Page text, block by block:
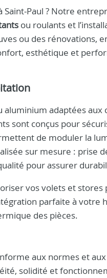
Paul ? Notre
ou roulants et
ou des rénovations,
esthétique et
aluminium adaptées
sont conçus pour
de moduler la
sur mesure : prise
pour assurer
vos volets et
parfaite à votre
des pièces.
aux normes et
solidité et